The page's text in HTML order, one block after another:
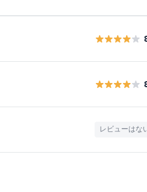
レビューはな